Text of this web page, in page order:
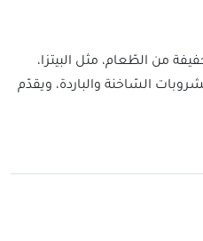
من الطّعام، مثل البيتزا،
السّاخنة والباردة، ويقدّم